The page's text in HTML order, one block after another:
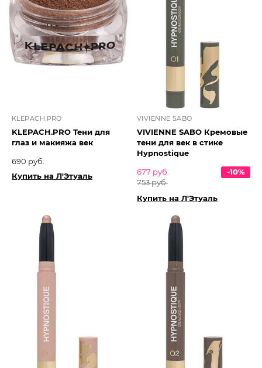
KLEPACH.PRO
KLEPACH.PRO Тени для
глаз и макияжа век
690 руб.
Купить на Л'Этуаль
VIVIENNE SABO
VIVIENNE SABO Кремовые
тени для век в стике
Hypnostique
677 руб.
753 руб.
-10%
Купить на Л'Этуаль